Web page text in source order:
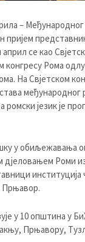
– Међународног
се као
конгресу Рома
На Свјетском
језик је
у обиљежавања
Роми
институција
Прњавор.
у 10 општина у
Прњавору,